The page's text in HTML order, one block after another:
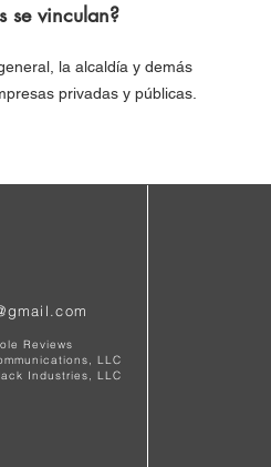
se vinculan?
la alcaldía y demás
privadas y públicas.
Reviews
LLC
Industries, LLC